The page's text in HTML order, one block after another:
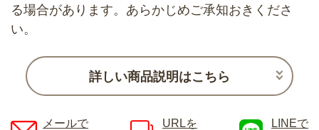
る場合があります。あらかじめご承知おきくださ
い。
詳しい商品説明はこちら
メールで
URLを
LINEで